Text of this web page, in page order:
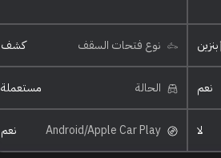
بنزين نوع فتحات السقف كشف
نعم الحالة مستعملة
لا نعم